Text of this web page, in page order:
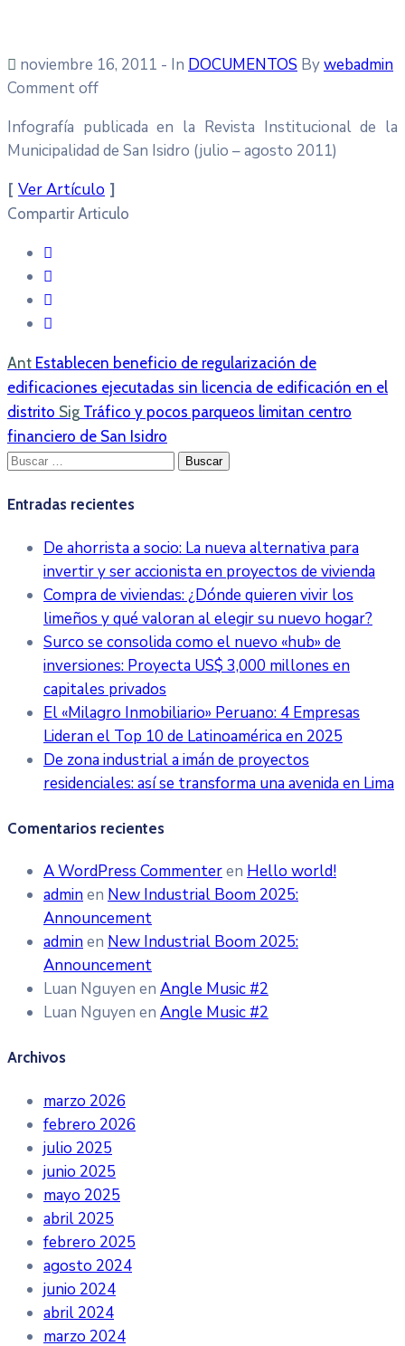
noviembre 16, 2011 - In DOCUMENTOS Bywebadmin
Comment off
Infografía publicada en la Revista Institucional de la
Municipalidad de San Isidro (julio – agosto 2011)
[ Ver Artículo ]
Compartir Articulo
Ant Establecen beneficio de regularización de
edificaciones ejecutadas sin licencia de edificación en el
distrito Sig Tráfico y pocos parqueos limitan centro
financiero de San Isidro
Buscar:
Entradas recientes
De ahorrista a socio: La nueva alternativa para
invertir y ser accionista en proyectos de vivienda
Compra de viviendas: ¿Dónde quieren vivir los
limeños y qué valoran al elegir su nuevo hogar?
Surco se consolida como el nuevo «hub» de
inversiones: Proyecta US$ 3,000 millones en
capitales privados
El «Milagro Inmobiliario» Peruano: 4 Empresas
Lideran el Top 10 de Latinoamérica en 2025
De zona industrial a imán de proyectos
residenciales: así se transforma una avenida en Lima
Comentarios recientes
A WordPress Commenteren Hello world!
adminen New Industrial Boom 2025:
Announcement
adminen New Industrial Boom 2025:
Announcement
Luan Nguyen en Angle Music #2
Luan Nguyen en Angle Music #2
Archivos
marzo 2026
febrero 2026
julio 2025
junio 2025
mayo 2025
abril 2025
febrero 2025
agosto 2024
junio 2024
abril 2024
marzo 2024